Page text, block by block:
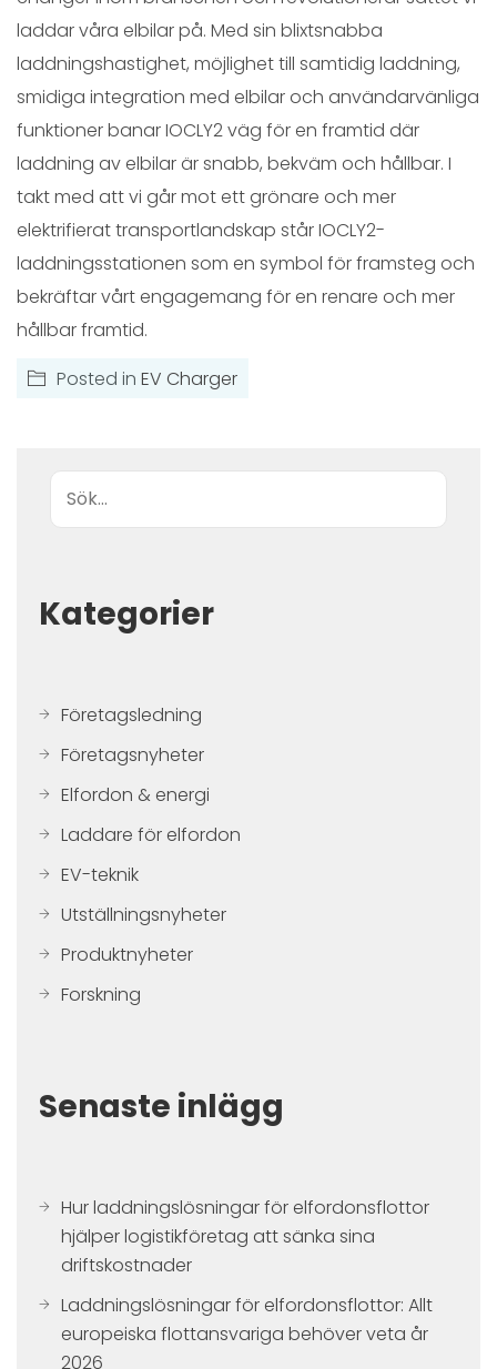
laddar våra elbilar på. Med sin blixtsnabba
laddningshastighet, möjlighet till samtidig laddning,
smidiga integration med elbilar och användarvänliga
funktioner banar IOCLY2 väg för en framtid där
laddning av elbilar är snabb, bekväm och hållbar. I
takt med att vi går mot ett grönare och mer
elektrifierat transportlandskap står IOCLY2-
laddningsstationen som en symbol för framsteg och
bekräftar vårt engagemang för en renare och mer
hållbar framtid.
Posted in EV Charger
Sök
Kategorier
Företagsledning
Företagsnyheter
Elfordon & energi
Laddare för elfordon
EV-teknik
Utställningsnyheter
Produktnyheter
Forskning
Senaste inlägg
Hur laddningslösningar för elfordonsflottor
hjälper logistikföretag att sänka sina
driftskostnader
Laddningslösningar för elfordonsflottor: Allt
europeiska flottansvariga behöver veta år
2026